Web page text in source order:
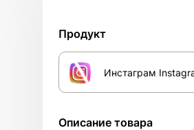
Продукт
Инстаграм
Описание товара